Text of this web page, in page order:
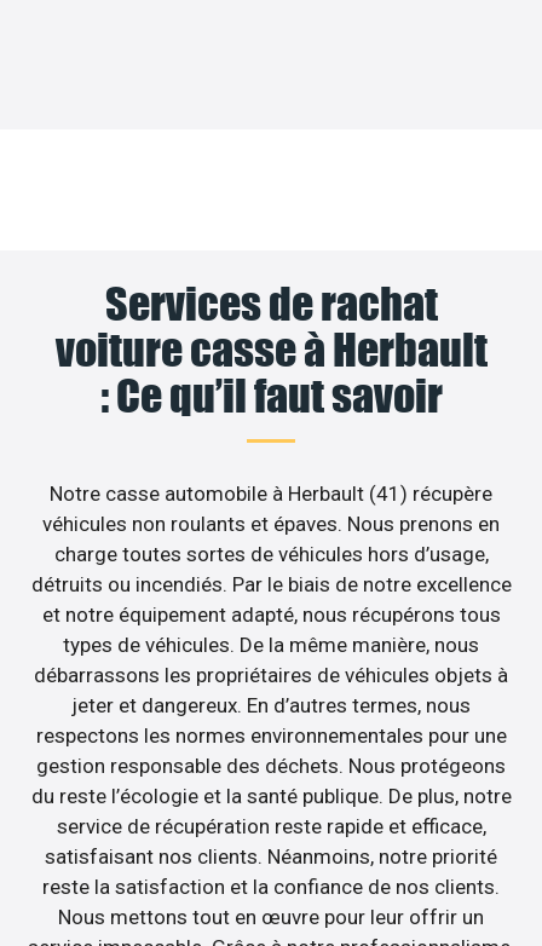
Services de rachat
voiture casse à Herbault
: Ce qu’il faut savoir
Notre casse automobile à Herbault (41) récupère
véhicules non roulants et épaves. Nous prenons en
charge toutes sortes de véhicules hors d’usage,
détruits ou incendiés. Par le biais de notre excellence
et notre équipement adapté, nous récupérons tous
types de véhicules. De la même manière, nous
débarrassons les propriétaires de véhicules objets à
jeter et dangereux. En d’autres termes, nous
respectons les normes environnementales pour une
gestion responsable des déchets. Nous protégeons
du reste l’écologie et la santé publique. De plus, notre
service de récupération reste rapide et efficace,
satisfaisant nos clients. Néanmoins, notre priorité
reste la satisfaction et la confiance de nos clients.
Nous mettons tout en œuvre pour leur offrir un